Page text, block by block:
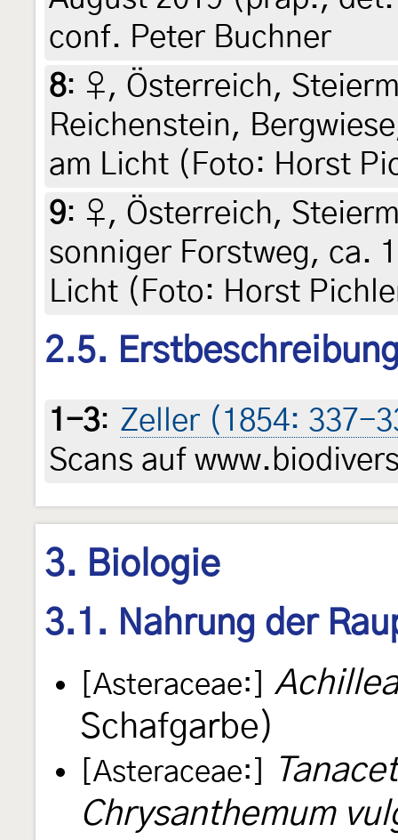
conf. Peter Buchner
8: ♀, Österreich,
Reichenstein,
am Licht (Foto: Horst
9: ♀, Österreich,
sonniger Forstweg, ca.
Licht (Foto: Horst
2.5.
1-3: Zeller (1854: 337-
Scans auf
3. Biologie
3.1. Nahrung der
[Asteraceae:]
Schafgarbe)
[Asteraceae:]
Chrysanthemum